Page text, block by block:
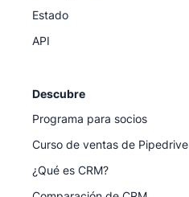
Estado
API
Descubre
Programa para socios
Curso de ventas de Pipedrive
¿Qué es CRM?